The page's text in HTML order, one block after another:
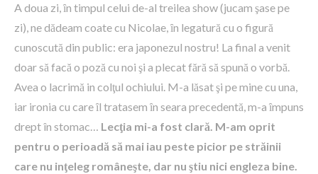
A doua zi, ȋn timpul celui de-al treilea show (jucam şase pe
zi), ne dădeam coate cu Nicolae, ȋn legatură cu o figură
cunoscută din public: era japonezul nostru! La final a venit
doar să facă o poză cu noi şi a plecat fără să spună o vorbă.
Avea o lacrimă in colţul ochiului. M-a lăsat şi pe mine cu una,
iar ironia cu care ȋl tratasem ȋn seara precedentă, m-a ȋmpuns
drept în stomac… Lecţia mi-a fost clară. M-am oprit
pentru o perioadă să mai iau peste picior pe străinii
care nu inţeleg româneşte, dar nu ştiu nici engleza bine.